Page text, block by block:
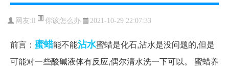
网友: 你该怎么办 2021-10-29 22:07:33
前言： 蜜蜡能不能沾水蜜蜡是化石,沾水是没问题的,但是
可能对一些酸碱液体有反应,偶尔清水洗一下可以。 蜜蜡养